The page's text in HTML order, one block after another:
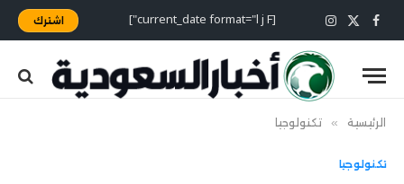
فيسبوك
X
(Twitter)
الانستغرام [current_date format="l j F"] اشترك
الرئيسية » تكنولوجيا
تكنولوجيا